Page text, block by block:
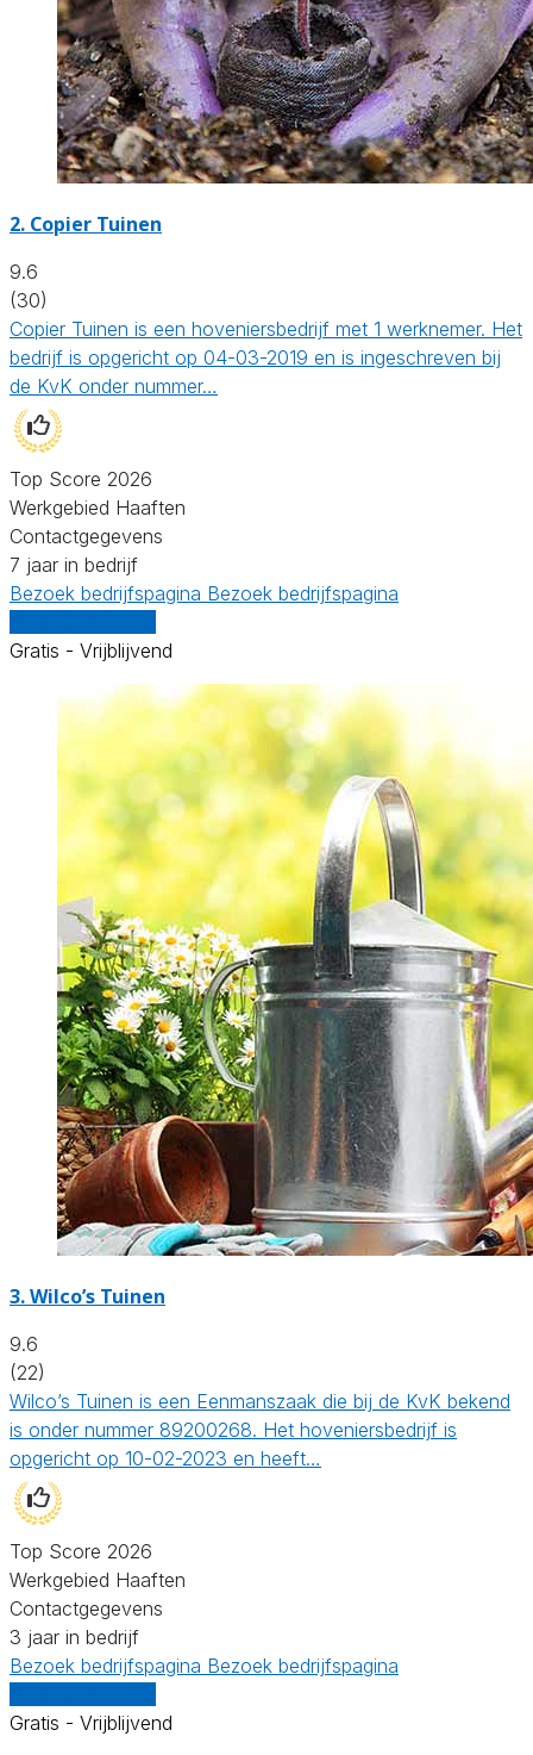
2. Copier Tuinen
9.6
(30)
Copier Tuinen is een hoveniersbedrijf met 1 werknemer. Het
bedrijf is opgericht op 04-03-2019 en is ingeschreven bij
de KvK onder nummer…
Top Score 2026
Werkgebied Haaften
Contactgegevens
7 jaar in bedrijf
Bezoek bedrijfspagina Bezoek bedrijfspagina
Gratis - Vrijblijvend
3.Wilco’s Tuinen
9.6
(22)
Wilco’s Tuinen is een Eenmanszaak die bij de KvK bekend
is onder nummer 89200268. Het hoveniersbedrijf is
opgericht op 10-02-2023 en heeft…
Top Score 2026
Werkgebied Haaften
Contactgegevens
3 jaar in bedrijf
Bezoek bedrijfspagina Bezoek bedrijfspagina
Gratis - Vrijblijvend